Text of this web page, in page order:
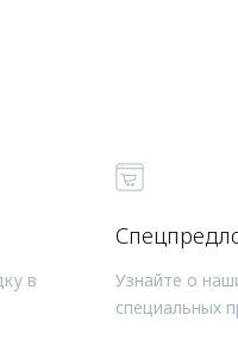
в
Узнайте о
специальных